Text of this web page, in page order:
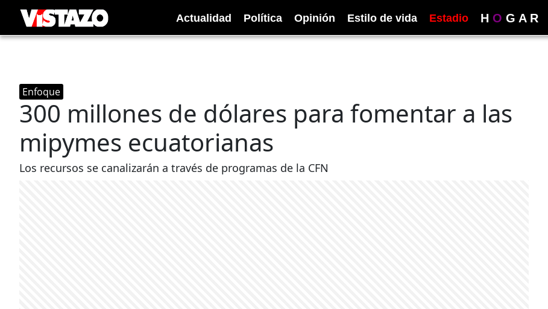
Actualidad Política Opinión Estilo de vida Estadio H O G A R
Enfoque
300 millones de dólares para fomentar a las
mipymes ecuatorianas
Los recursos se canalizarán a través de programas de la CFN